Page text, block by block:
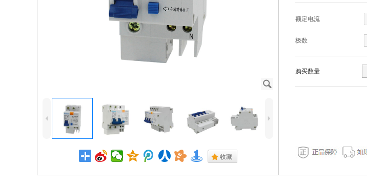
J
4 5
. 收藏
额定电流
极数
购买数量